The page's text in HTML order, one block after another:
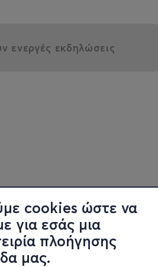
cookies ώστε να
για εσάς μια
πλοήγησης
μας.
ενεργές εκδηλώσεις